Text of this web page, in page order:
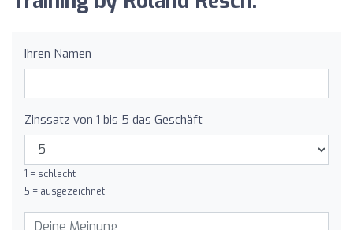
Ihren Namen
Zinssatz von 1 bis 5 das Geschäft
1 = schlecht
5 = ausgezeichnet